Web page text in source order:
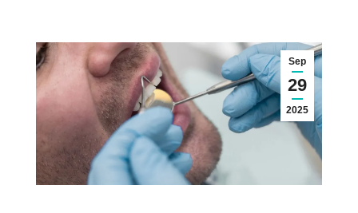
Sep
29
2025